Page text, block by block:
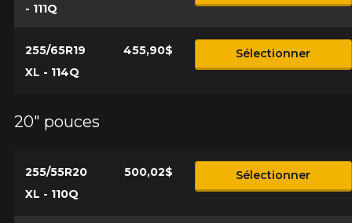
- 111Q
255/65R19
XL - 114Q
455,90$ Sélectionner
20" pouces
255/55R20
XL - 110Q
500,02$ Sélectionner